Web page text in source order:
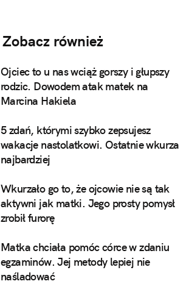
Zobacz również
Ojciec to u nas wciąż gorszy i głupszy
rodzic. Dowodem atak matek na
Marcina Hakiela
5 zdań, którymi szybko zepsujesz
wakacje nastolatkowi. Ostatnie wkurza
najbardziej
Wkurzało go to, że ojcowie nie są tak
aktywni jak matki. Jego prosty pomysł
zrobił furorę
Matka chciała pomóc córce w zdaniu
egzaminów. Jej metody lepiej nie
naśladować